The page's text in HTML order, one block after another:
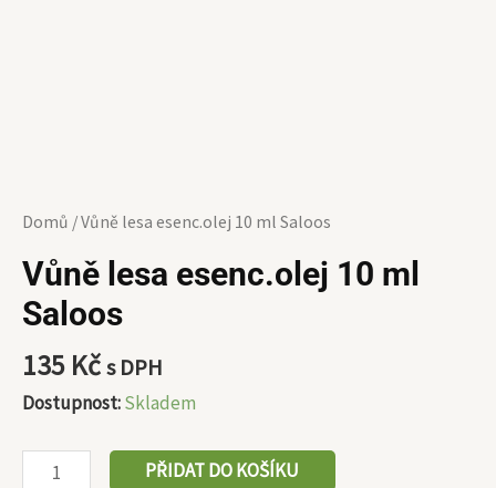
Domů / Vůně lesa esenc.olej 10 ml Saloos
Vůně lesa esenc.olej 10 ml
Saloos
135 Kčs DPH
Dostupnost:Skladem
PŘIDAT DO KOŠÍKU